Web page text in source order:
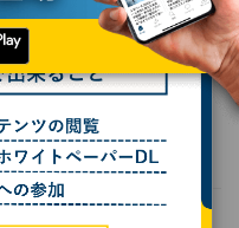
高火力」シリーズ
始